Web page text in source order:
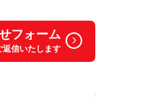
フォーム
返信いたします